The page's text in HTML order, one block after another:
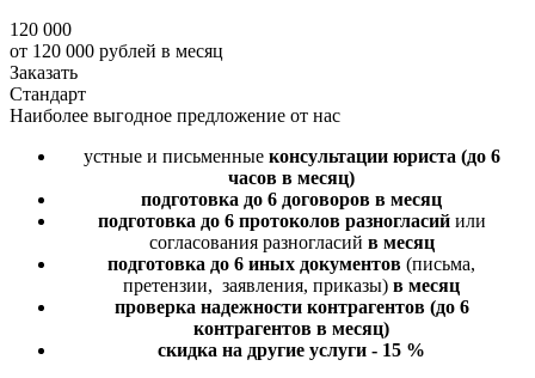
120 000
от 120 000 рублей в месяц
Заказать
Стандарт
Наиболее выгодное предложение от нас
устные и письменные консультации юриста (до 6
часов в месяц)
подготовка до 6 договоров в месяц
подготовка до 6 протоколов разногласийили
согласования разногласий в месяц
подготовка до 6 иных документов (письма,
претензии, заявления, приказы) в месяц
проверка надежности контрагентов (до 6
контрагентов в месяц)
скидка на другие услуги - 15 %